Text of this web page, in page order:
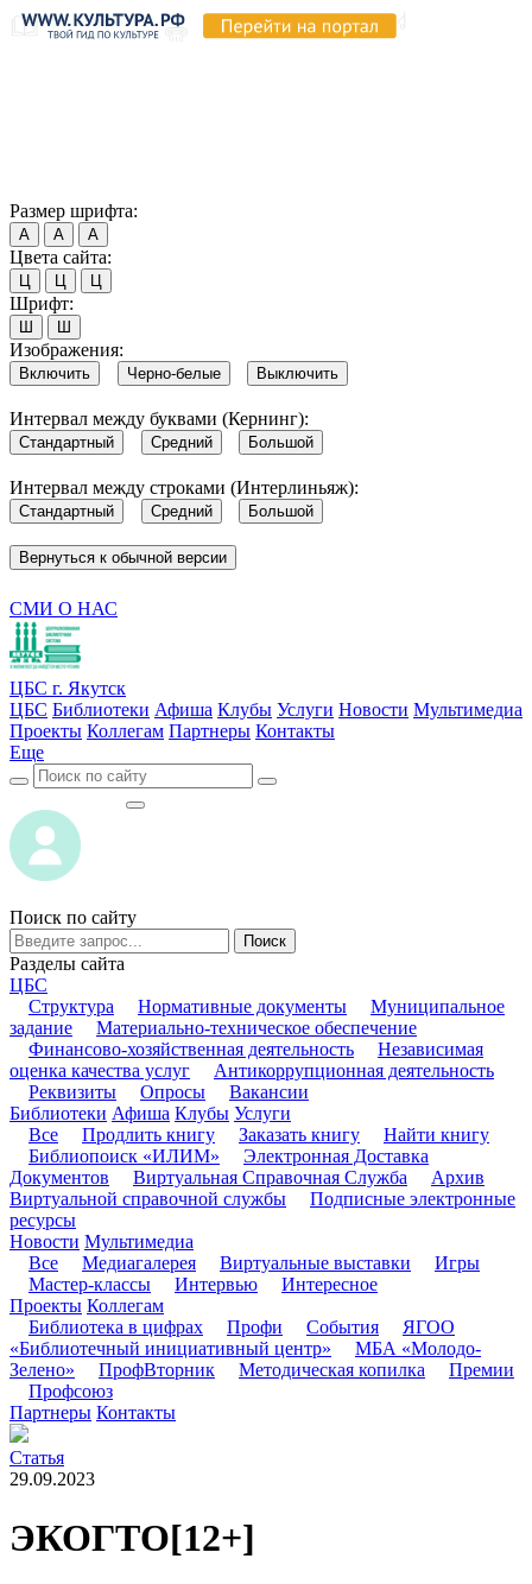
Размер шрифта:
А А А
Цвета сайта:
Ц Ц Ц
Шрифт:
Ш Ш
Изображения:
Включить Черно-белые Выключить
Интервал между буквами (Кернинг):
Стандартный Средний Большой
Интервал между строками (Интерлиньяж):
Стандартный Средний Большой
Вернуться к обычной версии
СМИ О НАС
ЦБС г. Якутск
ЦБС Библиотеки Афиша Клубы Услуги Новости Мультимедиа
Проекты Коллегам Партнеры Контакты
Еще
Поиск по сайту
Поиск
Разделы сайта
ЦБС
Структура
Нормативные документы
Муниципальное
задание
Материально-техническое обеспечение
Финансово-хозяйственная деятельность
Независимая
оценка качества услуг
Антикоррупционная деятельность
Реквизиты
Опросы
Вакансии
Библиотеки Афиша Клубы Услуги
Все
Продлить книгу Заказать книгу
Найти книгу
Библиопоиск «ИЛИМ»
Электронная Доставка
Документов
Виртуальная Справочная Служба
Архив
Виртуальной справочной службы
Подписные электронные
ресурсы
Новости Мультимедиа
Все
Медиагалерея Виртуальные выставки
Игры
Мастер-классы
Интервью
Интересное
Проекты Коллегам
Библиотека в цифрах
Профи События
ЯГОО
«Библиотечный инициативный центр»
МБА «Молодо-
Зелено»
ПрофВторник Методическая копилка
Премии
Профсоюз
Партнеры Контакты
Статья
29.09.2023
ЭКОГТО[12+]